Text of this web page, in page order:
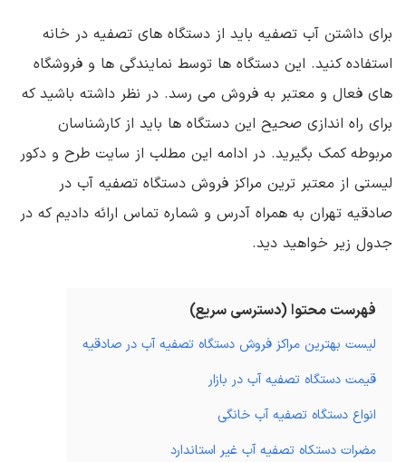
برای داشتن آب تصفیه باید از دستگاه های تصفیه در خانه
استفاده کنید. این دستگاه ها توسط نمایندگی ها و فروشگاه
های فعال و معتبر به فروش می رسد. در نظر داشته باشید که
برای راه اندازی صحیح این دستگاه ها باید از کارشناسان
مربوطه کمک بگیرید. در ادامه این مطلب از سایت طرح و دکور
لیستی از معتبر ترین مراکز فروش دستگاه تصفیه آب در
صادقیه تهران به همراه آدرس و شماره تماس ارائه دادیم که در
جدول زیر خواهید دید.
فهرست محتوا (دسترسی سریع)
لیست بهترین مراکز فروش دستگاه تصفیه آب در صادقیه
قیمت دستگاه تصفیه آب در بازار
انواع دستگاه تصفیه آب خانگی
مضرات دستکاه تصفیه آب غیر استاندارد